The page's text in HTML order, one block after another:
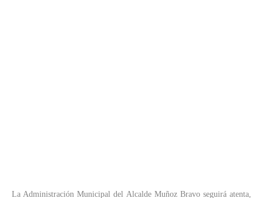
La Administración Municipal del Alcalde Muñoz Bravo seguirá atenta,